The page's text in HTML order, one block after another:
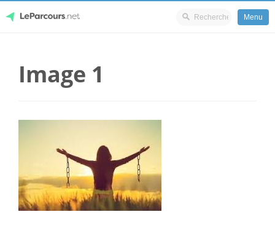
content
Menu
Image 1